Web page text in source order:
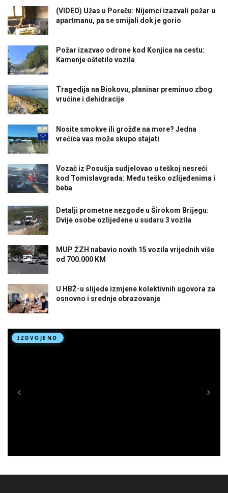
(VIDEO) Užas u Poreču: Nijemci izazvali požar u
apartmanu, pa se smijali dok je gorio
Požar izazvao odrone kod Konjica na cestu:
Kamenje oštetilo vozila
Tragedija na Biokovu, planinar preminuo zbog
vrućine i dehidracije
Nosite smokve ili grožđe na more? Jedna
vrećica vas može skupo stajati
Vozač iz Posušja sudjelovao u teškoj nesreći
kod Tomislavgrada: Među teško ozlijeđenima i
beba
Detalji prometne nezgode u Širokom Brijegu:
Dvije osobe ozlijeđene u sudaru 3 vozila
MUP ŽZH nabavio novih 15 vozila vrijednih više
od 700.000 KM
U HBŽ-u slijede izmjene kolektivnih ugovora za
osnovno i srednje obrazovanje